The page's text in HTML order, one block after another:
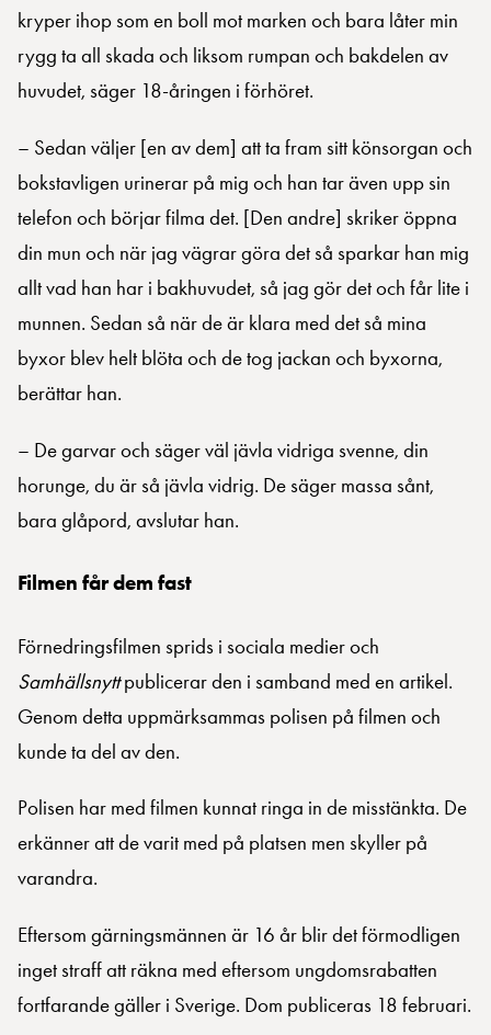
kryper ihop som en boll mot marken och bara låter min
rygg ta all skada och liksom rumpan och bakdelen av
huvudet, säger 18-åringen i förhöret.
– Sedan väljer [en av dem] att ta fram sitt könsorgan och
bokstavligen urinerar på mig och han tar även upp sin
telefon och börjar filma det. [Den andre] skriker öppna
din mun och när jag vägrar göra det så sparkar han mig
allt vad han har i bakhuvudet, så jag gör det och får lite i
munnen. Sedan så när de är klara med det så mina
byxor blev helt blöta och de tog jackan och byxorna,
berättar han.
– De garvar och säger väl jävla vidriga svenne, din
horunge, du är så jävla vidrig. De säger massa sånt,
bara glåpord, avslutar han.
Filmen får dem fast
Förnedringsfilmen sprids i sociala medier och
Samhällsnyttpublicerar den i samband med en artikel.
Genom detta uppmärksammas polisen på filmen och
kunde ta del av den.
Polisen har med filmen kunnat ringa in de misstänkta. De
erkänner att de varit med på platsen men skyller på
varandra.
Eftersom gärningsmännen är 16 år blir det förmodligen
inget straff att räkna med eftersom ungdomsrabatten
fortfarande gäller i Sverige. Dom publiceras 18 februari.